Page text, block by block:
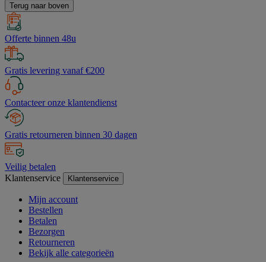
Terug naar boven
Offerte binnen 48u
Gratis levering vanaf €200
Contacteer onze klantendienst
Gratis retourneren binnen 30 dagen
Veilig betalen
Klantenservice
Klantenservice
Mijn account
Bestellen
Betalen
Bezorgen
Retourneren
Bekijk alle categorieën